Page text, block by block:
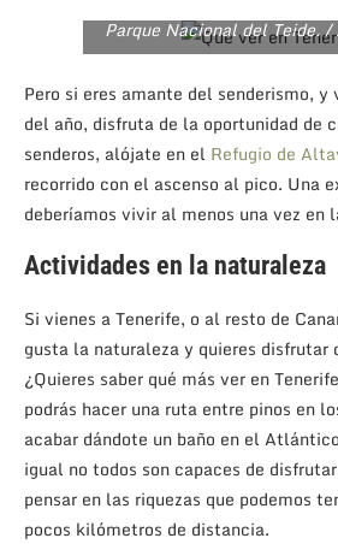
Parque Nacional del Teide. /
Pero si eres amante del senderismo, y
del año, disfruta de la oportunidad de
senderos, alójate en el Refugio de
recorrido con el ascenso al pico. Una
deberíamos vivir al menos una vez en
Actividades en la naturaleza
Si vienes a Tenerife, o al resto de
gusta la naturaleza y quieres disfrutar
¿Quieres saber qué más ver en
podrás hacer una ruta entre pinos en
acabar dándote un baño en el
igual no todos son capaces de
pensar en las riquezas que podemos
pocos kilómetros de distancia.